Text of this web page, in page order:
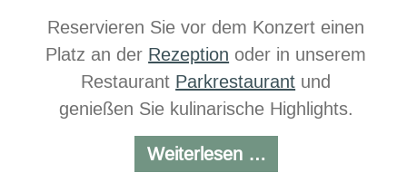
Reservieren Sie vor dem Konzert einen
Platz an der Rezeption oder in unserem
Restaurant Parkrestaurant und
genießen Sie kulinarische Highlights.
Weiterlesen …
at